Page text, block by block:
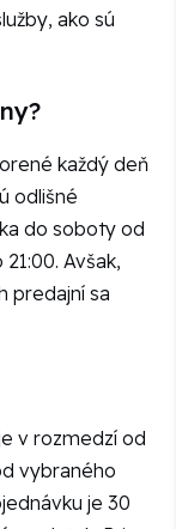
ako sú
každý deň
odlišné
do soboty od
Avšak,
predajní sa
v rozmedzí od
vybraného
je 30